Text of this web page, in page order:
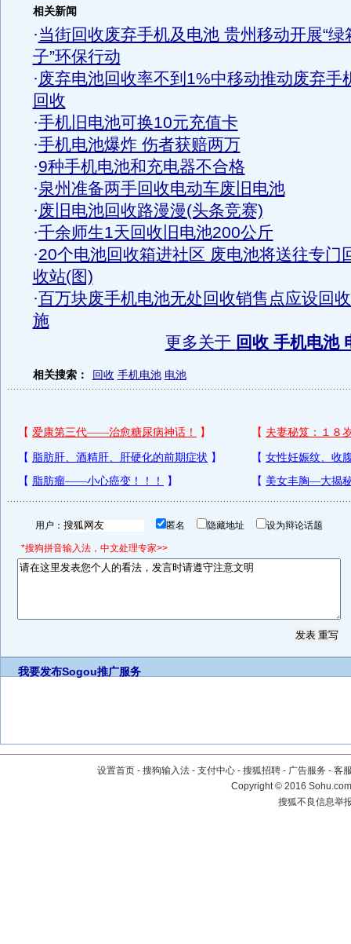
相关新闻
·当街回收废弃手机及电池 贵州移动开展“绿
子”环保行动
·废弃电池回收率不到1%中移动推动废弃手
回收
·手机旧电池可换10元充值卡
·手机电池爆炸 伤者获赔两万
·9种手机电池和充电器不合格
·泉州准备两手回收电动车废旧电池
·废旧电池回收路漫漫(头条竞赛)
·千余师生1天回收旧电池200公斤
·20个电池回收箱进社区 废电池将送往专门
收站(图)
·百万块废手机电池无处回收销售点应设回
施
更多关于 回收 手机电池
相关搜索： 回收 手机电池 电池
用户： 匿名 隐藏地址 设为辩论话题
*搜狗拼音输入法，中文处理专家>>
我要发布Sogou推广服务
设置首页 - 搜狗输入法 - 支付中心 - 搜狐招聘 - 广告服务 - 客
Copyright©2016
搜狐不良信息举